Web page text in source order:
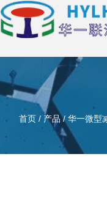
首页 / 产品 / 华一微型